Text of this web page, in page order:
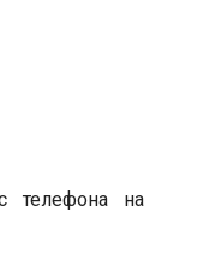
телефона на